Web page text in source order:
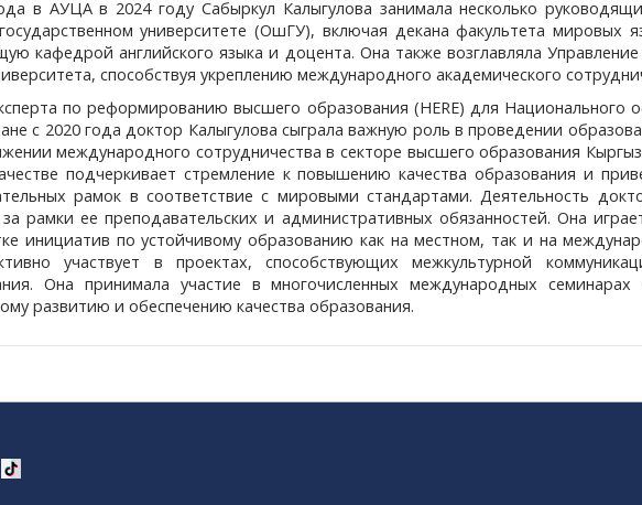
в АУЦА в 2024 году Сабыркул Калыгулова занимала несколько
университете (ОшГУ), включая декана факультета мировых
кафедрой английского языка и доцента. Она также возглавляла
способствуя укреплению международного академического
по реформированию высшего образования (HERE) для Национального
с 2020 года доктор Калыгулова сыграла важную роль в проведении
международного сотрудничества в секторе высшего образования
подчеркивает стремление к повышению качества образования и
рамок в соответствие с мировыми стандартами. Деятельность
рамки ее преподавательских и административных обязанностей. Она
инициатив по устойчивому образованию как на местном, так и на
участвует в проектах, способствующих межкультурной
Она принимала участие в многочисленных международных
развитию и обеспечению качества образования.